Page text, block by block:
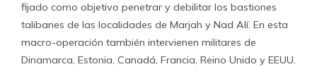
fijado como objetivo penetrar y debilitar los bastiones
talibanes de las localidades de Marjah y Nad Alí. En esta
macro-operación también intervienen militares de
Dinamarca, Estonia, Canadá, Francia, Reino Unido y EEUU.